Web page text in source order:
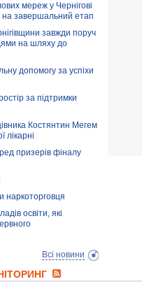
мереж у Чернігові
завершальний етап
завжди поруч
на шляху до
допомогу за успіхи
за підтримки
Костянтин Мегем
лікарні
призерів фіналу
наркоторговця
освіти, які
Всі новини